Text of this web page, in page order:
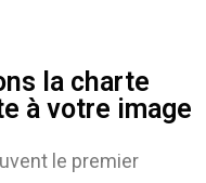
la charte
à votre image
le premier